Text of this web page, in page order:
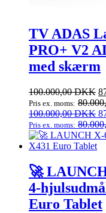
TV ADAS
PRO+ V2
med skærm
100.000,00DKK
Pris ex. moms:
100.000,00DKK
Pris ex. moms:
🚀
Euro Tablet